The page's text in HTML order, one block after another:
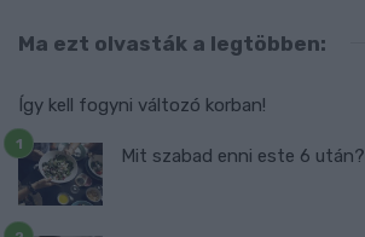
Ma ezt olvasták a legtöbben:
Így kell fogyni változó korban!
Mit szabad enni este 6 után?